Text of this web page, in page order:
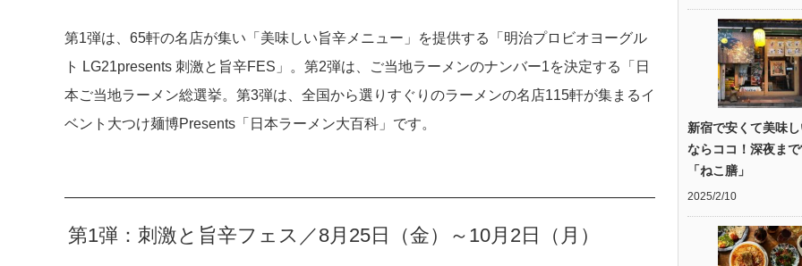
第1弾は、65軒の名店が集い「美味しい旨辛メニュー」を提供する「明治プロビオヨーグル
ト LG21presents 刺激と旨辛FES」。第2弾は、ご当地ラーメンのナンバー1を決定する「日
本ご当地ラーメン総選挙。第3弾は、全国から選りすぐりのラーメンの名店115軒が集まるイ
ベント大つけ麺博Presents「日本ラーメン大百科」です。
第1弾：刺激と旨辛フェス／8月25日（金）～10月2日（月）
新宿で安くて美味
ならココ！深夜ま
「ねこ膳」
2025/2/10